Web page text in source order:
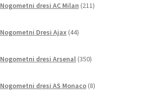
Nogometni dresi AC Milan 211izdelkov
Nogometni Dresi Ajax 44izdelkov
Nogometni dresi Arsenal 350izdelkov
Nogometni dresi AS Monaco 8izdelkov